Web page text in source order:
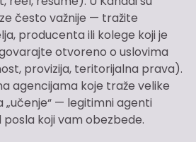
često važnije — tražite
producenta ili kolege koji je
otvoreno o uslovima
provizija, teritorijalna prava).
agencijama koje traže velike
„učenje“ — legitimni agenti
posla koji vam obezbede.